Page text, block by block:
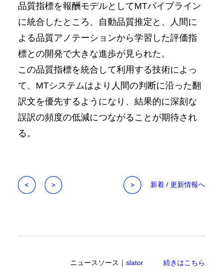
品質指標を報酬モデルとしてMTパイプライン
に統合したところ、自動品質推定と、人間に
よる品質アノテーションから学習した評価指
標との開発で大きな進歩が見られた。
この品質指標を統合して利用する技術によっ
て、MTシステムはより人間の判断に沿った翻
訳文を優先するようになり、結果的に深刻な
誤訳の頻度の低減につながることが期待され
る。
新着 / 更新情報へ
ニュースソース｜slator 続きはこちら